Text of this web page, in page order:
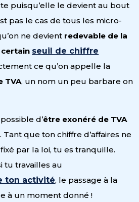
puisqu’elle le devient au bout
pas le cas de tous les micro-
ne devient redevable de la
certain seuil de chiffre
ce qu’on appelle la
TVA, un nom un peu barbare on
d’être exonéré de TVA
. Tant que ton chiffre d’affaires ne
par la loi, tu es tranquille.
tu travailles au
ton activité, le passage à la
à un moment donné !